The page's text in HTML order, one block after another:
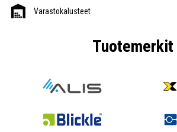
Varastokalusteet
Tuotemerkit